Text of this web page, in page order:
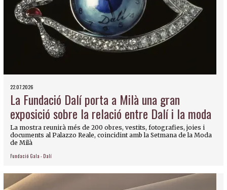
22.07.2026
La Fundació Dalí porta a Milà una gran
exposició sobre la relació entre Dalí i la moda
La mostra reunirà més de 200 obres, vestits, fotografies, joies i
documents al Palazzo Reale, coincidint amb la Setmana de la Moda
de Milà
Fundació Gala - Dalí